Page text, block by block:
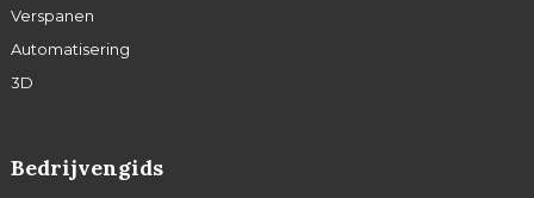
Verspanen
Automatisering
3D
Bedrijvengids